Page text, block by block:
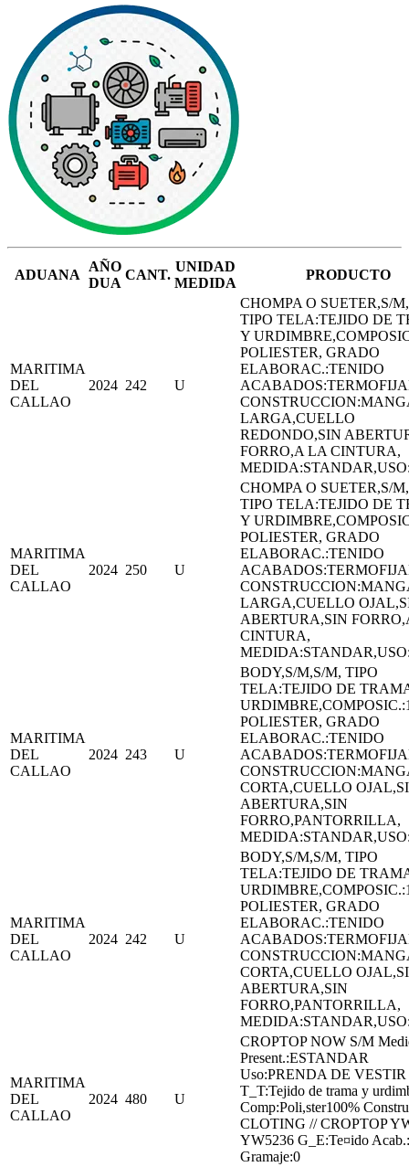
ADUANA
AÑO
DUA
CANT.
UNIDAD
MEDIDA
PRODUCTO
MARITIMA
DEL
CALLAO
2024 242 U
CHOMPA O SUETER,S/
TIPO TELA:TEJIDO DE
Y
POLIESTER, GRADO
ELABORAC.:TENIDO
LARGA,CUELLO
REDONDO,SIN
FORRO,A LA CINTURA,
MARITIMA
DEL
CALLAO
2024 250 U
CHOMPA O SUETER,S/
TIPO TELA:TEJIDO DE
Y
POLIESTER, GRADO
ELABORAC.:TENIDO
LARGA,CUELLO
ABERTURA,SIN
CINTURA,
MARITIMA
DEL
CALLAO
2024 243 U
BODY,S/M,S/M, TIPO
TELA:TEJIDO DE
POLIESTER, GRADO
ELABORAC.:TENIDO
CORTA,CUELLO
ABERTURA,SIN
FORRO,PANTORRILLA,
MARITIMA
DEL
CALLAO
2024 242 U
BODY,S/M,S/M, TIPO
TELA:TEJIDO DE
POLIESTER, GRADO
ELABORAC.:TENIDO
CORTA,CUELLO
ABERTURA,SIN
FORRO,PANTORRILLA,
MARITIMA
DEL
CALLAO
2024 480 U
CROPTOP NOW S/M
Present.:ESTANDAR
Uso:PRENDA DE VESTIR
T_T:Tejido de trama y
Comp:Poli,ster100%
CLOTING // CROPTOP
YW5236 G_E:Te¤ido Acab.:
Gramaje:0